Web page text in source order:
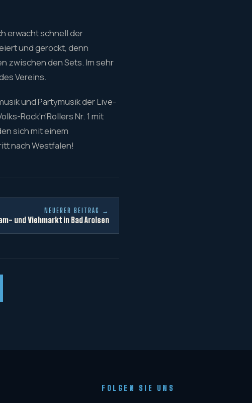
erwacht schnell der
und gerockt, denn
zwischen den Sets. Im sehr
Vereins.
und Partymusik der Live-
Rock'n'Rollers Nr. 1 mit
sich mit einem
nach Westfalen!
NEUERER BEITRAG →
und Viehmarkt in Bad Arolsen
FOLGEN SIE UNS